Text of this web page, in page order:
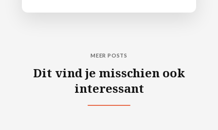
MEER POSTS
Dit vind je misschien ook
interessant